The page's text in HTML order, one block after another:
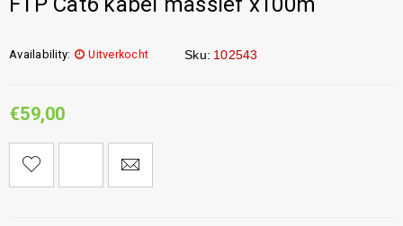
Availability: Uitverkocht Sku: 102543
€59,00